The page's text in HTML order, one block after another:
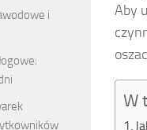
Aby
W
i